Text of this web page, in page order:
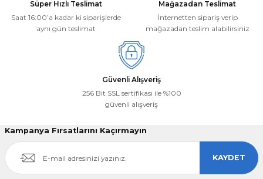
Süper Hızlı Teslimat
Saat 16:00’a kadar ki siparişlerde
aynı gün teslimat
Mağazadan Teslimat
İnternetten sipariş verip
mağazadan teslim alabilirsiniz
Güvenli Alışveriş
256 Bit SSL sertifikası ile %100
güvenli alışveriş
Kampanya Fırsatlarını Kaçırmayın
KAYDET